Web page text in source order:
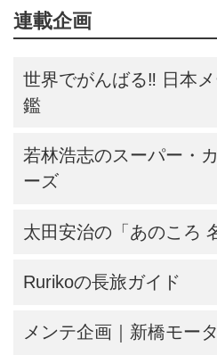
連載企画
世界でがんばる‼ 日本
鑑
若林浩志のスーパー・
ーズ
太田安治の「あのころ
Rurikoの長旅ガイド
メンテ企画｜新橋モー